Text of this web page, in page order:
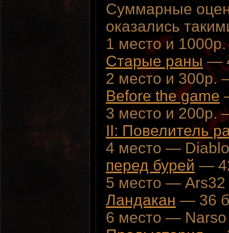
Суммарные
оказались
1 место и
Старые раны —
2 место и 300р.
Before the game
3 место и 200р.
II: Повелитель
4 место —
перед бурей —
5 место — Ars32
Ландакан — 36
6 место —